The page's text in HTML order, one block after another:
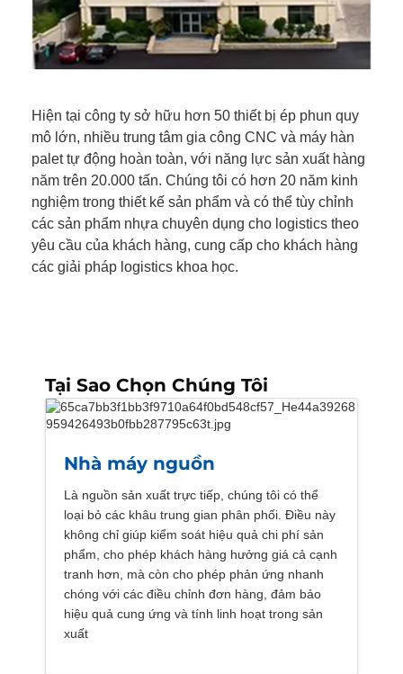
Hiện tại công ty sở hữu hơn 50 thiết bị ép phun quy
mô lớn, nhiều trung tâm gia công CNC và máy hàn
palet tự động hoàn toàn, với năng lực sản xuất hàng
năm trên 20.000 tấn. Chúng tôi có hơn 20 năm kinh
nghiệm trong thiết kế sản phẩm và có thể tùy chỉnh
các sản phẩm nhựa chuyên dụng cho logistics theo
yêu cầu của khách hàng, cung cấp cho khách hàng
các giải pháp logistics khoa học.
Tại Sao Chọn Chúng Tôi
Nhà máy nguồn
Là nguồn sản xuất trực tiếp, chúng tôi có thể
loại bỏ các khâu trung gian phân phối. Điều này
không chỉ giúp kiểm soát hiệu quả chi phí sản
phẩm, cho phép khách hàng hưởng giá cả cạnh
tranh hơn, mà còn cho phép phản ứng nhanh
chóng với các điều chỉnh đơn hàng, đảm bảo
hiệu quả cung ứng và tính linh hoạt trong sản
xuất